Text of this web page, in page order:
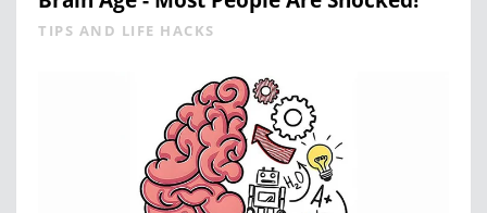
TIPS AND LIFE HACKS